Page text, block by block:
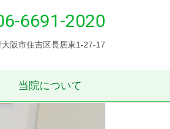
6691-2020
阪市住吉区長居東1‐27-17
当院について